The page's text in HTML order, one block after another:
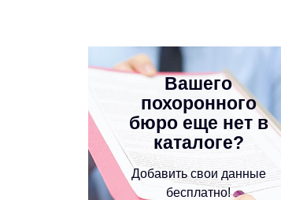
Вашего
похоронного
бюро еще нет в
каталоге?
Добавить свои данные
бесплатно!